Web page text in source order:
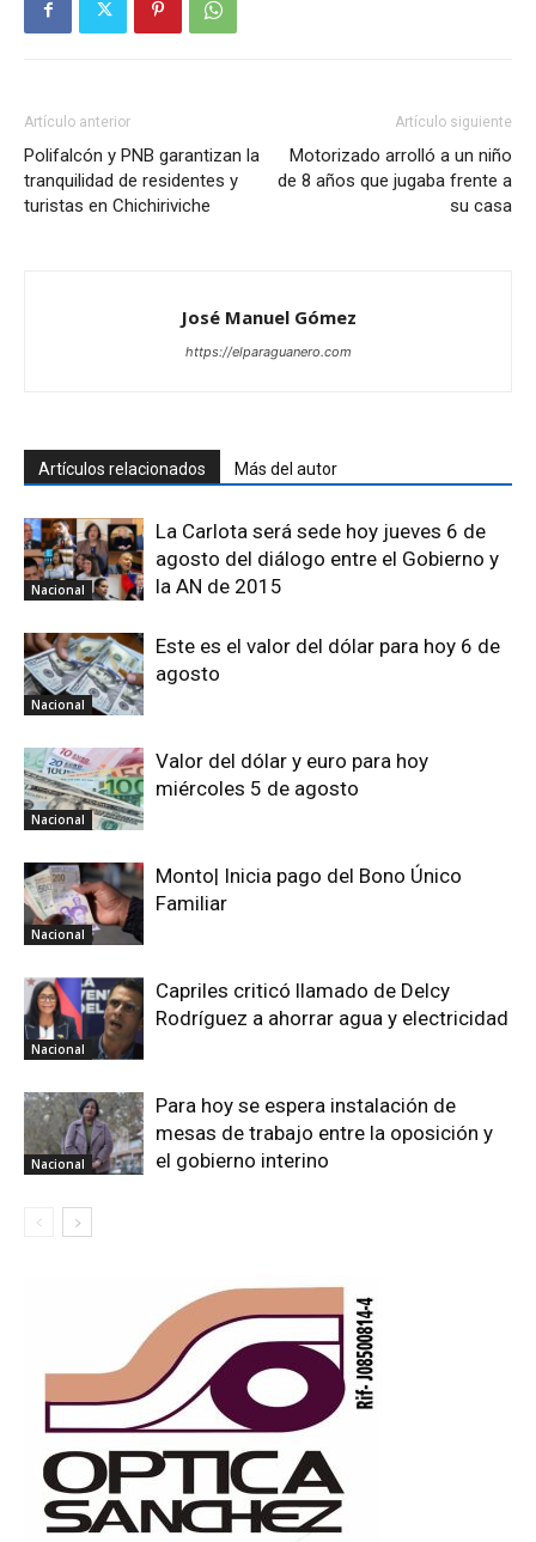
Artículo anterior
Polifalcón y PNB garantizan la
tranquilidad de residentes y
turistas en Chichiriviche
Artículo siguiente
Motorizado arrolló a un niño
de 8 años que jugaba frente a
su casa
José Manuel Gómez
https://elparaguanero.com
Artículos relacionados Más del autor
Nacional
La Carlota será sede hoy jueves 6 de
agosto del diálogo entre el Gobierno y
la AN de 2015
Nacional
Este es el valor del dólar para hoy 6 de
agosto
Nacional
Valor del dólar y euro para hoy
miércoles 5 de agosto
Nacional
Monto| Inicia pago del Bono Único
Familiar
Nacional
Capriles criticó llamado de Delcy
Rodríguez a ahorrar agua y electricidad
Nacional
Para hoy se espera instalación de
mesas de trabajo entre la oposición y
el gobierno interino